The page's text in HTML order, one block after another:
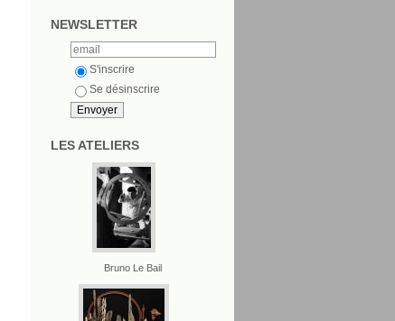
NEWSLETTER
S'inscrire
Se désinscrire
LES ATELIERS
Bruno Le Bail